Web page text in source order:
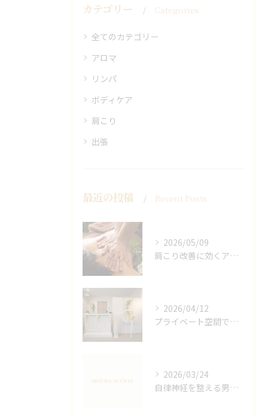
カテゴリー Categories
全てのカテゴリー
アロマ
リンパ
ボディケア
肩こり
出張
最近の投稿 Recent Posts
2026/05/09
肩こり改善に効くアロマリンパの手技と効果
2026/04/12
プライベート空間で極上アロマリンパケアの効果
2026/03/24
自律神経を整える男性オイルマッサージ